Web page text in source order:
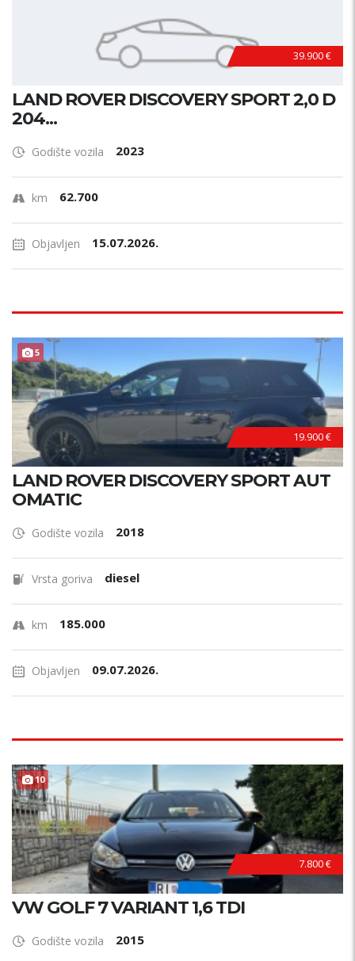
39.900 €
LAND ROVER DISCOVERY SPORT 2,0 D
204...
Godište vozila 2023
km 62.700
Objavljen 15.07.2026.
5
19.900 €
LAND ROVER DISCOVERY SPORT AUT
OMATIC
Godište vozila 2018
Vrsta goriva diesel
km 185.000
Objavljen 09.07.2026.
10 TOP STANJE !
7.800 €
VW GOLF 7 VARIANT 1,6 TDI
Godište vozila 2015